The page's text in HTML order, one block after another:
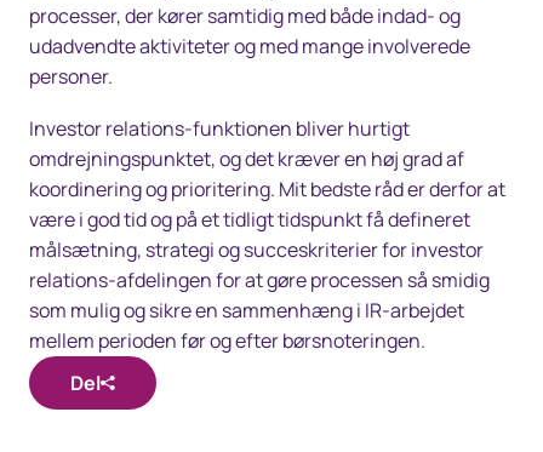
processer, der kører samtidig med både indad- og
udadvendte aktiviteter og med mange involverede
personer.
Investor relations-funktionen bliver hurtigt
omdrejningspunktet, og det kræver en høj grad af
koordinering og prioritering. Mit bedste råd er derfor at
være i god tid og på et tidligt tidspunkt få defineret
målsætning, strategi og succeskriterier for investor
relations-afdelingen for at gøre processen så smidig
som mulig og sikre en sammenhæng i IR-arbejdet
mellem perioden før og efter børsnoteringen.
Del